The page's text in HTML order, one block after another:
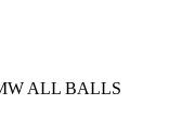
ALL BALLS